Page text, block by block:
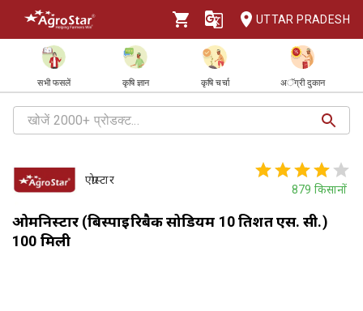
UTTAR PRADESH
सभी फसलें कृषि ज्ञान कृषि चर्चा अॅग्री दुकान
एग्रोस्टार
879 किसानों
ओमनिस्टार (बिस्पाइरिबैक सोडियम 10 प्रतिशत एस. सी.)
100 मिली